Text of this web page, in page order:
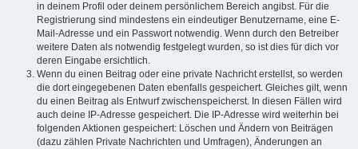
in deinem Profil oder deinem persönlichem Bereich angibst. Für die
Registrierung sind mindestens ein eindeutiger Benutzername, eine E-
Mail-Adresse und ein Passwort notwendig. Wenn durch den Betreiber
weitere Daten als notwendig festgelegt wurden, so ist dies für dich vor
deren Eingabe ersichtlich.
Wenn du einen Beitrag oder eine private Nachricht erstellst, so werden
die dort eingegebenen Daten ebenfalls gespeichert. Gleiches gilt, wenn
du einen Beitrag als Entwurf zwischenspeicherst. In diesen Fällen wird
auch deine IP-Adresse gespeichert. Die IP-Adresse wird weiterhin bei
folgenden Aktionen gespeichert: Löschen und Ändern von Beiträgen
(dazu zählen Private Nachrichten und Umfragen), Änderungen an